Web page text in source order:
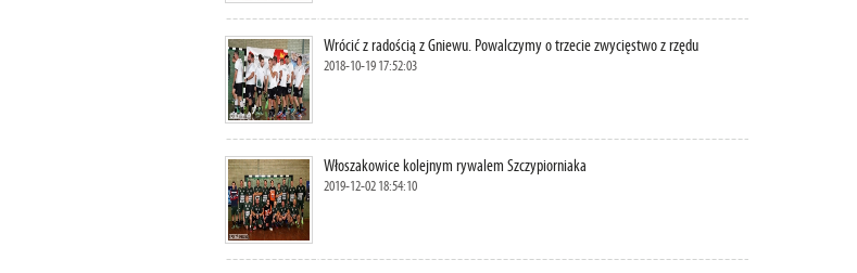
Wrócić z radością z Gniewu. Powalczymy o trzecie zwycięstwo z rzędu
2018-10-19 17:52:03
Włoszakowice kolejnym rywalem Szczypiorniaka
2019-12-02 18:54:10